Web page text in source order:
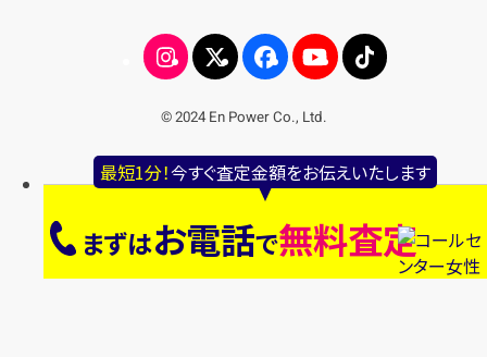
最短1分！今すぐ査定金額をお伝えいたします
まずはお電話で無料査定
© 2024 En Power Co., Ltd.